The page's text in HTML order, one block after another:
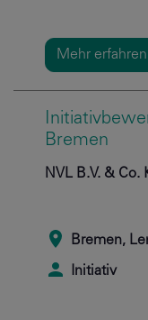
Mehr erfahren
Bremen
NVL B.V. & Co.
Bremen,
Initiativ